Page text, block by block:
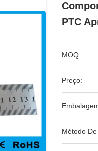
PTC
MOQ:
Preço:
Método